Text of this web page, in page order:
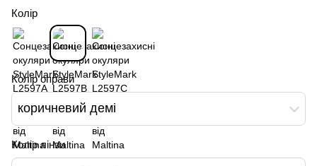
Колір
Колір оправи
коричневий демі
Колір лінзи